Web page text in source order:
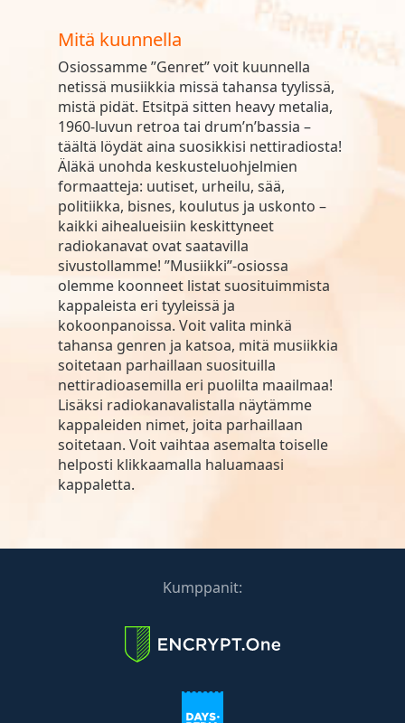
Mitä kuunnella
Osiossamme ”Genret” voit kuunnella
netissä musiikkia missä tahansa tyylissä,
mistä pidät. Etsitpä sitten heavy metalia,
1960-luvun retroa tai drum’n’bassia –
täältä löydät aina suosikkisi nettiradiosta!
Äläkä unohda keskusteluohjelmien
formaatteja: uutiset, urheilu, sää,
politiikka, bisnes, koulutus ja uskonto –
kaikki aihealueisiin keskittyneet
radiokanavat ovat saatavilla
sivustollamme! ”Musiikki”-osiossa
olemme koonneet listat suosituimmista
kappaleista eri tyyleissä ja
kokoonpanoissa. Voit valita minkä
tahansa genren ja katsoa, mitä musiikkia
soitetaan parhaillaan suosituilla
nettiradioasemilla eri puolilta maailmaa!
Lisäksi radiokanavalistalla näytämme
kappaleiden nimet, joita parhaillaan
soitetaan. Voit vaihtaa asemalta toiselle
helposti klikkaamalla haluamaasi
kappaletta.
Kumppanit: